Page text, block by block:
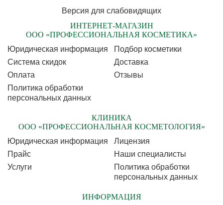
Версия для слабовидящих
ИНТЕРНЕТ-МАГАЗИН
ООО «ПРОФЕССИОНАЛЬНАЯ КОСМЕТИКА»
Юридическая информация
Подбор косметики
Cистема скидок
Доставка
Оплата
Отзывы
Политика обработки
персональных данных
КЛИНИКА
ООО «ПРОФЕССИОНАЛЬНАЯ КОСМЕТОЛОГИЯ»
Юридическая информация
Лицензия
Прайс
Наши специалисты
Услуги
Политика обработки
персональных данных
ИНФОРМАЦИЯ